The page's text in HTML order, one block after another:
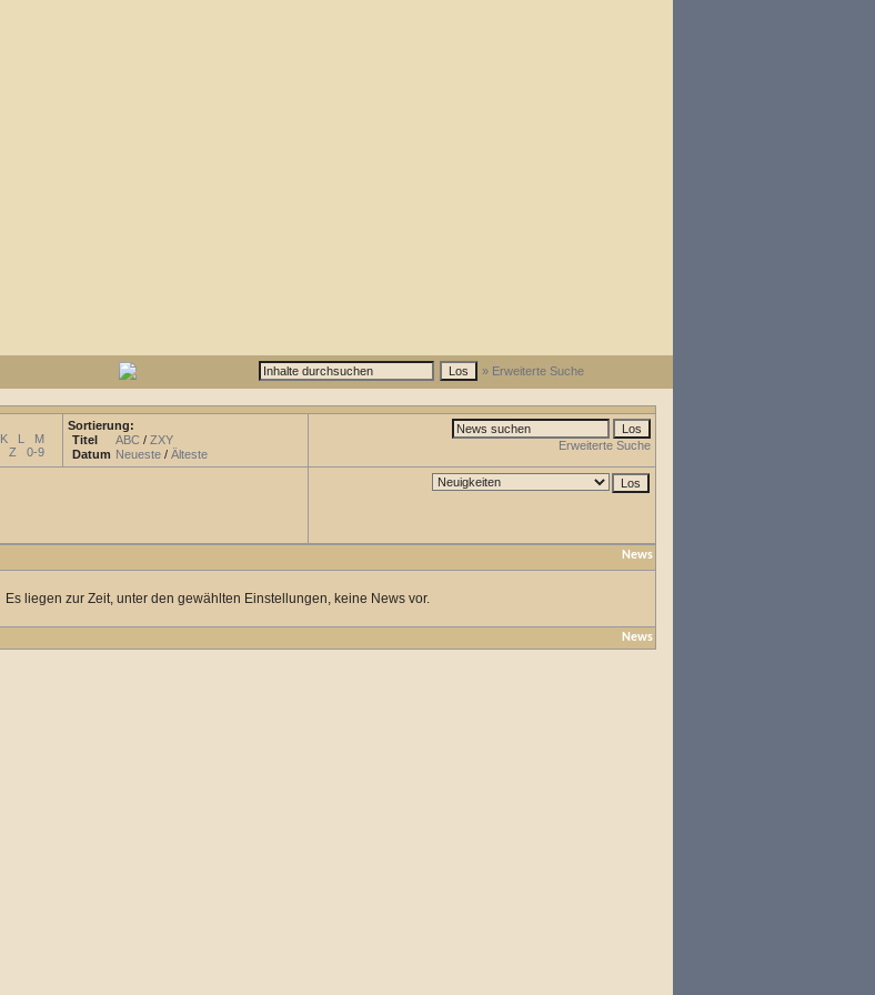
» Erweiterte Suche
K L
M
Z 0-9
Sortierung:
Titel
ABC / ZXY
Datum Neueste / Älteste
Erweiterte Suche
News
Es liegen zur Zeit, unter den gewählten Einstellungen, keine News vor.
News